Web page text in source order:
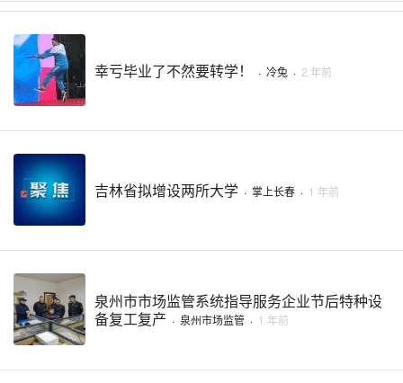
幸亏毕业了不然要转学！ · 冷兔 · 2 年前
吉林省拟增设两所大学 · 掌上长春 · 1 年前
泉州市市场监管系统指导服务企业节后特种设
备复工复产 · 泉州市场监管 · 1 年前